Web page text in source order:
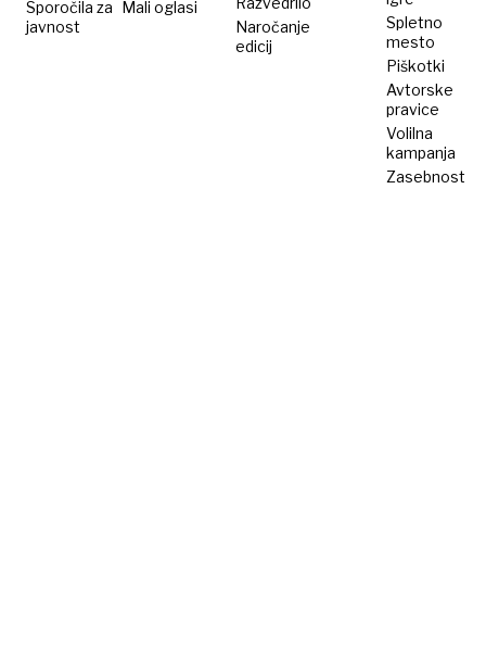
Sporočila za
javnost
Mali oglasi
Naročanje
edicij
Spletno
mesto
Piškotki
Avtorske
pravice
Volilna
kampanja
Zasebnost